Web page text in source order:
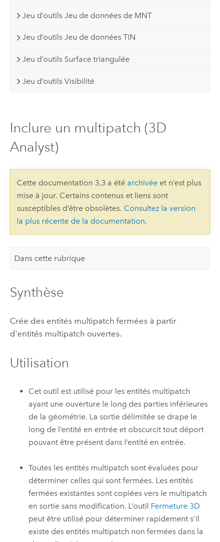
Jeu d’outils Jeu de données de MNT
Jeu d’outils Jeu de données TIN
Jeu d’outils Surface triangulée
Jeu d’outils Visibilité
Inclure un multipatch (3D
Analyst)
Cette documentation 3.3 a été archivéeet n’est plus
mise à jour. Certains contenus et liens sont
susceptibles d’être obsolètes. Consultez la version
la plus récente de la documentation.
Dans cette rubrique
Synthèse
Crée des entités multipatch fermées à partir
d'entités multipatch ouvertes.
Utilisation
Cet outil est utilisé pour les entités multipatch
ayant une ouverture le long des parties inférieures
de la géométrie. La sortie délimitée se drape le
long de l’entité en entrée et obscurcit tout déport
pouvant être présent dans l’entité en entrée.
Toutes les entités multipatch sont évaluées pour
déterminer celles qui sont fermées. Les entités
fermées existantes sont copiées vers le multipatch
en sortie sans modification. L’outil Fermeture 3D
peut être utilisé pour déterminer rapidement s’il
existe des entités multipatch non fermées dans la